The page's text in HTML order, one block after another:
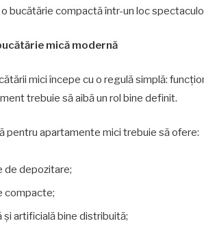
bucătărie compactă într-un loc
mică modernă
mici începe cu o regulă simplă:
trebuie să aibă un rol bine definit.
pentru apartamente mici trebuie să ofere:
de depozitare;
compacte;
și artificială bine distribuită;